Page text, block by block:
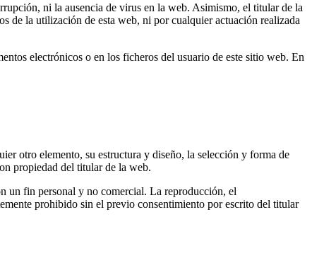
ni la ausencia de virus en la web. Asimismo, el titular de la
de la utilización de esta web, ni por cualquier actuación realizada
electrónicos o en los ficheros del usuario de este sitio web. En
otro elemento, su estructura y diseño, la selección y forma de
propiedad del titular de la web.
un fin personal y no comercial. La reproducción, el
prohibido sin el previo consentimiento por escrito del titular